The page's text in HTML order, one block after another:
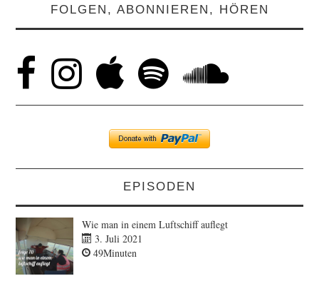
FOLGEN, ABONNIEREN, HÖREN
EPISODEN
Wie man in einem Luftschiff auflegt
3. Juli 2021
49Minuten